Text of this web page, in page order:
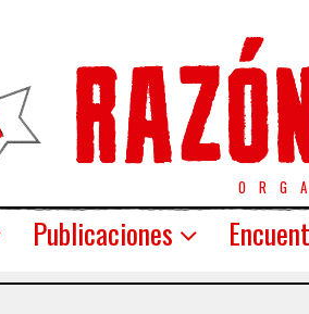
Publicaciones